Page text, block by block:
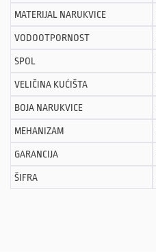
MATERIJAL NARUKVICE
VODOOTPORNOST
SPOL
VELIČINA KUĆIŠTA
BOJA NARUKVICE
MEHANIZAM
GARANCIJA
ŠIFRA